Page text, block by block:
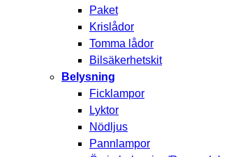
Paket
Krislådor
Tomma lådor
Bilsäkerhetskit
Belysning
Ficklampor
Lyktor
Nödljus
Pannlampor